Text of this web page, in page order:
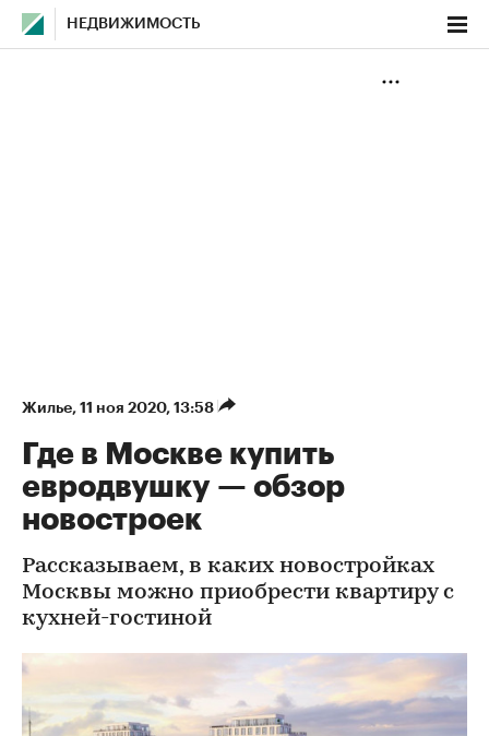
НЕДВИЖИМОСТЬ
Жилье⁠, 11 ноя 2020, 13:58
Где в Москве купить
евродвушку — обзор
новостроек
Рассказываем, в каких новостройках
Москвы можно приобрести квартиру с
кухней-гостиной